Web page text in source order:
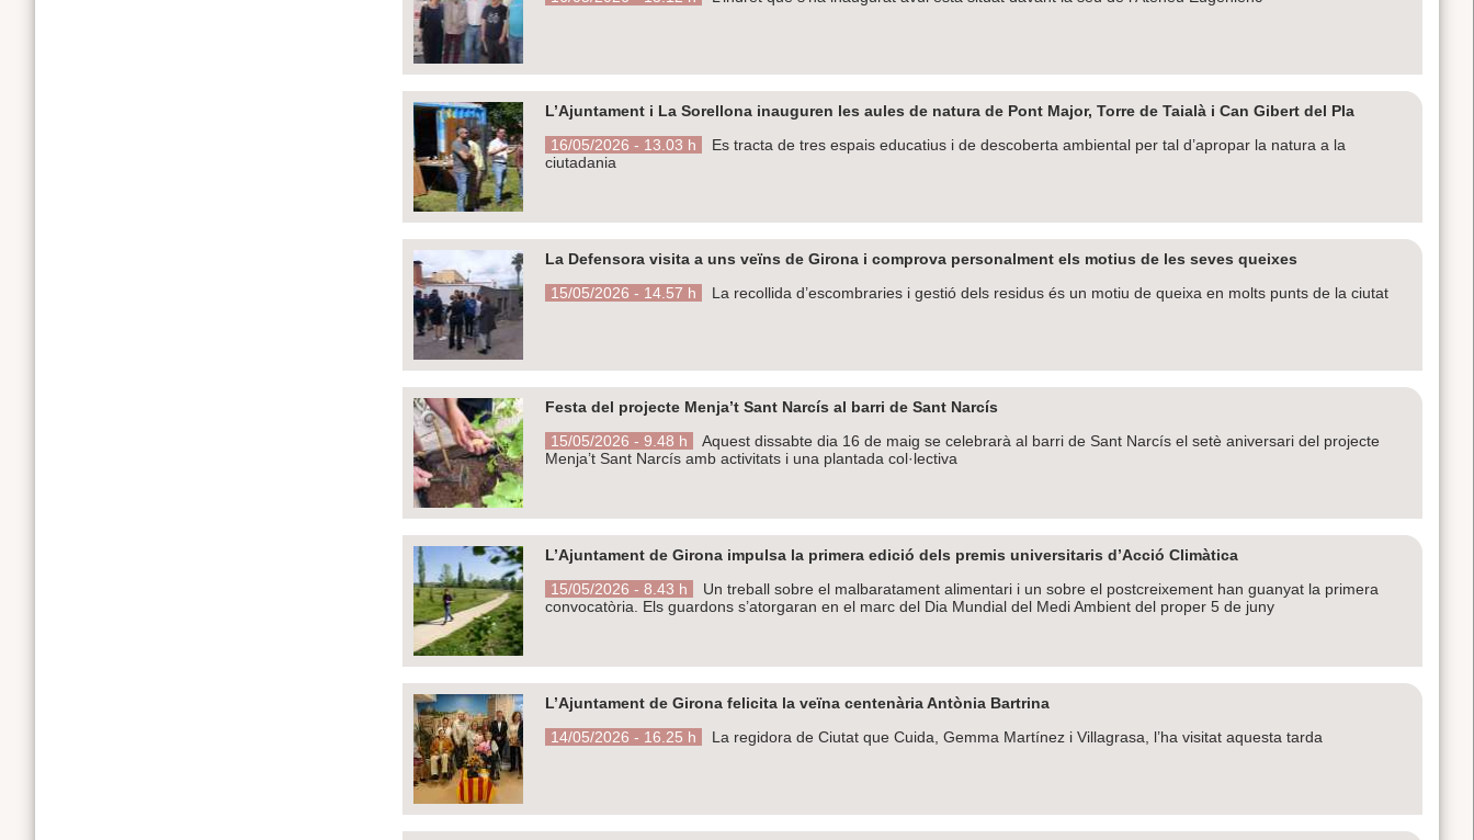
L’Ajuntament i La Sorellona inauguren les aules de natura de Pont Major, Torre de Taialà i Can Gibert del Pla
16/05/2026 - 13.03 h
Es tracta de tres espais educatius i de descoberta ambiental per tal d’apropar la natura a la
ciutadania
La Defensora visita a uns veïns de Girona i comprova personalment els motius de les seves queixes
15/05/2026 - 14.57 h
La recollida d’escombraries i gestió dels residus és un motiu de queixa en molts punts de la ciutat
Festa del projecte Menja’t Sant Narcís al barri de Sant Narcís
15/05/2026 - 9.48 h
Aquest dissabte dia 16 de maig se celebrarà al barri de Sant Narcís el setè aniversari del projecte
Menja’t Sant Narcís amb activitats i una plantada col·lectiva
L’Ajuntament de Girona impulsa la primera edició dels premis universitaris d’Acció Climàtica
15/05/2026 - 8.43 h
Un treball sobre el malbaratament alimentari i un sobre el postcreixement han guanyat la primera
convocatòria. Els guardons s’atorgaran en el marc del Dia Mundial del Medi Ambient del proper 5 de juny
L’Ajuntament de Girona felicita la veïna centenària Antònia Bartrina
14/05/2026 - 16.25 h
La regidora de Ciutat que Cuida, Gemma Martínez i Villagrasa, l’ha visitat aquesta tarda